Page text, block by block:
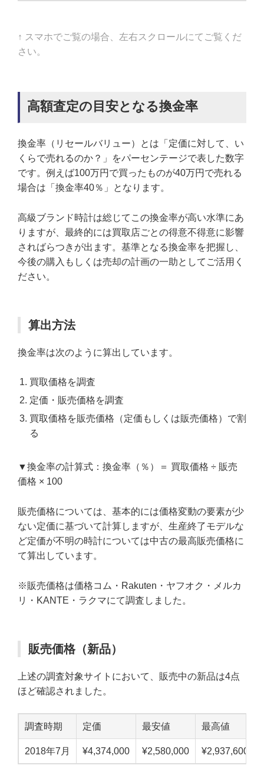
↑ スマホでご覧の場合、左右スクロールにてご覧くだ
さい。
高額査定の目安となる換金率
換金率（リセールバリュー）とは「定価に対して、い
くらで売れるのか？」をパーセンテージで表した数字
です。例えば100万円で買ったものが40万円で売れる
場合は「換金率40％」となります。
高級ブランド時計は総じてこの換金率が高い水準にあ
りますが、最終的には買取店ごとの得意不得意に影響
さればらつきが出ます。基準となる換金率を把握し、
今後の購入もしくは売却の計画の一助としてご活用く
ださい。
算出方法
換金率は次のように算出しています。
買取価格を調査
定価・販売価格を調査
買取価格を販売価格（定価もしくは販売価格）で割
る
▼換金率の計算式：換金率（％）＝ 買取価格 ÷ 販売
価格 × 100
販売価格については、基本的には価格変動の要素が少
ない定価に基づいて計算しますが、生産終了モデルな
ど定価が不明の時計については中古の最高販売価格に
て算出しています。
※販売価格は価格コム・Rakuten・ヤフオク・メルカ
リ・KANTE・ラクマにて調査しました。
販売価格（新品）
上述の調査対象サイトにおいて、販売中の新品は4点
ほど確認されました。
調査時期 定価 最安値 最高値
2018年7月 ¥4,374,000 ¥2,580,000 ¥2,937,600